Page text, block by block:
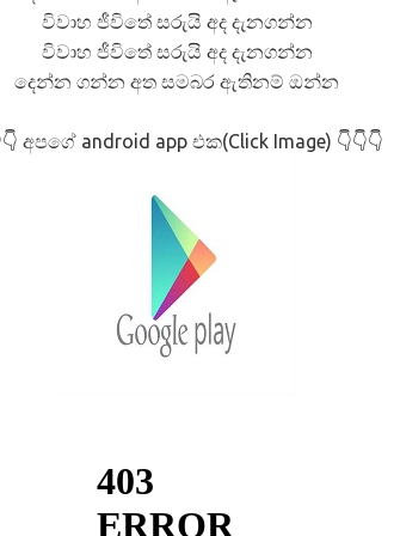
විවාහ ජීවිතේ සරුයි අද දැනගන්න
විවාහ ජීවිතේ සරුයි අද දැනගන්න
දෙන්න ගන්න අත සමබර ඇතිනම් ඔන්න
අපගේ android app එක(Click Image) 👇👇👇